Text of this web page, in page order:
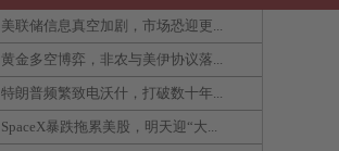
美联储信息真空加剧，市场恐迎更...
黄金多空博弈，非农与美伊协议落...
特朗普频繁致电沃什，打破数十年...
SpaceX暴跌拖累美股，明天迎“大...